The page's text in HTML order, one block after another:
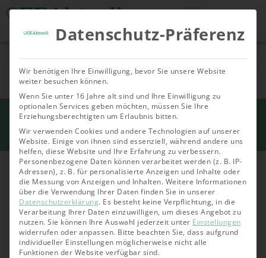
Nachhaltige
Investments
Allgemein Bioenergie
Start»Investments»Tagesgeldkonto eröffnen:
Schritt für Schritt erklärt
Datenschutz-Präferenz
Wir benötigen Ihre Einwilligung, bevor Sie unsere Website
weiter besuchen können.
Wenn Sie unter 16 Jahre alt sind und Ihre Einwilligung zu
optionalen Services geben möchten, müssen Sie Ihre
Erziehungsberechtigten um Erlaubnis bitten.
Wir verwenden Cookies und andere Technologien auf unserer
Website. Einige von ihnen sind essenziell, während andere uns
helfen, diese Website und Ihre Erfahrung zu verbessern.
Personenbezogene Daten können verarbeitet werden (z. B. IP-
Adressen), z. B. für personalisierte Anzeigen und Inhalte oder
die Messung von Anzeigen und Inhalten. Weitere Informationen
über die Verwendung Ihrer Daten finden Sie in unserer
Datenschutzerklärung. Es besteht keine Verpflichtung, in die
Verarbeitung Ihrer Daten einzuwilligen, um dieses Angebot zu
nutzen. Sie können Ihre Auswahl jederzeit unter Einstellungen
widerrufen oder anpassen. Bitte beachten Sie, dass aufgrund
individueller Einstellungen möglicherweise nicht alle
Funktionen der Website verfügbar sind.